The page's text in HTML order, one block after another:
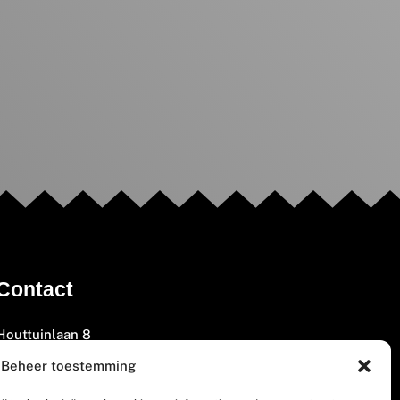
Beheer toestemming
8
GM Woerden
405 200